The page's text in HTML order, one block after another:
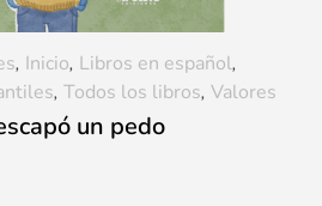
un pedo
, Inicio, Libros en español,
, Todos los libros, Valores